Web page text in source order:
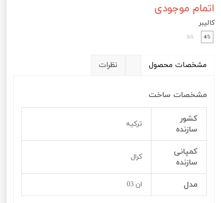
اتمام موجودی
کالیبر
4/5
5/5
مشخصات محصول نظرات
مشخصات ساخت
کشور
سازنده
ترکیه
کمپانی
سازنده
کرال
مدل ان 03